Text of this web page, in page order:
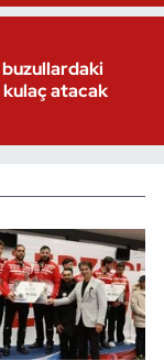
buzullardaki
kulaç atacak